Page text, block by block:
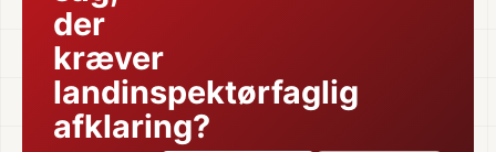
der
kræver
landinspektørfaglig
afklaring?